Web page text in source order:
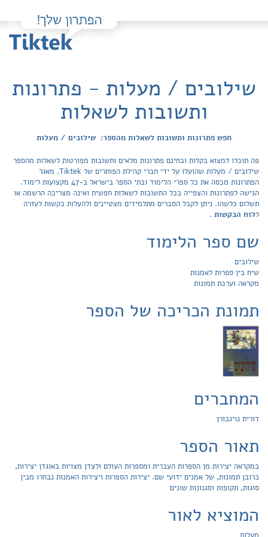
שילובים / מעלות - פתרונות
ותשובות לשאלות
חפש פתרונות ותשובות לשאלות מהספר: שילובים / מעלות
פה תוכלו למצוא בקלות ובחינם פתרונות מלאים ותשובות מפורטות לשאלות מהספר
שילובים / מעלות שהועלו על ידי חברי קהילת הפותרים של Tiktek. מאגר
הפתרונות מכסה את כל ספרי הלימוד ובתי הספר בישראל ב-47 מקצועות לימוד.
הגישה לפתרונות והצפייה בכל התשובות לשאלות חפשית ואינה מצריכה הרשמה או
תשלום כלשהו. ניתן לקבל הסברים מתלמידים מצטיינים ולהעלות בקשות לעזרה
ללוח הבקשות .
שם ספר הלימוד
שילובים
שיח בין ספרות לאמנות
מקראה וערכת תמונות
תמונת הכריכה של הספר
המחברים
דורית נויגבורן
תאור הספר
במקראה יצירות מן הספרות העברית ומספרות העולם ולצדן מצויות באוגדן יצירות,
ברובן תמונות, של אמנים ידועי שם. יצירות הספרות ויצירות האמנות נבחרו מבין
סוגות, תקופות וסגנונות שונים
המוציא לאור